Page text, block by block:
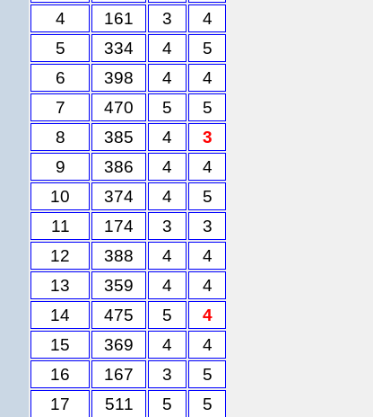
4
161 3
4
5
334 4
5
6
398 4
4
7
470 5
5
8
385 4
3
9
386 4
4
10
374 4
5
11
174 3
3
12
388 4
4
13
359 4
4
14
475 5
4
15
369 4
4
16
167 3
5
17
511 5
5